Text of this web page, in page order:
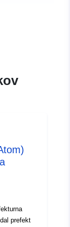
prefekt